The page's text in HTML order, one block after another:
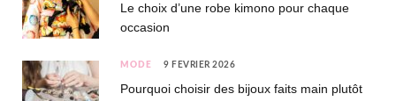
Le choix d’une robe kimono pour chaque
occasion
MODE 9 FÉVRIER 2026
Pourquoi choisir des bijoux faits main plutôt